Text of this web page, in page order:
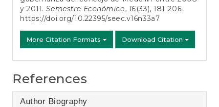
y 2011.Semestre Económico, 16(33), 181-206.
https://doi.org/10.22395/seec.v16n33a7
More Citation Formats Download Citation
References
Author Biography